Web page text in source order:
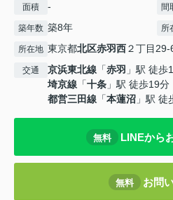
面積 - 間
築年数 築8年 所
所在地 東京都北区赤羽西２丁目29-
交通 京浜東北線 「赤羽 」駅 徒歩
埼京線 「十条 」駅 徒歩19分
都営三田線 「本蓮沼 」駅 徒
無料 LINEから
無料 お問